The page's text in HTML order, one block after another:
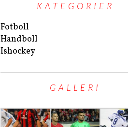
KATEGORIER
Fotboll
Handboll
Ishockey
GALLERI